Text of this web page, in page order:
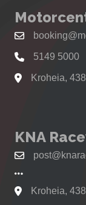
5149 5000
Se kart til
Kroheia,
KNA
Se kart til
Kroheia,